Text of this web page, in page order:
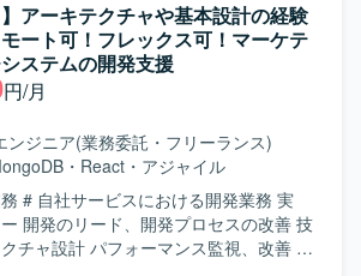
】アーキテクチャや基本設計の経験
ート可！フレックス可！マーケテ
ステムの開発支援
円/月
ンジニア(業務委託・フリーランス)
・ React ・ アジャイル
# 自社サービスにおける開発業務 実
開発のリード、開発プロセスの改善 技
チャ設計 パフォーマンス監視、改善 イ